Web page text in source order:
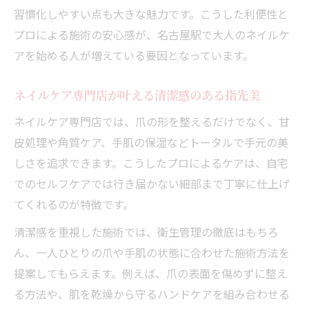
大人の身だしなみネイルケアで指先美を実
現する方法
ス事情
自爪育成を重視した大人のための指先美ケ
ア習慣
プロによるネイルケア専門店の手元美仕上
げ術
ネイルケア名古屋駅周辺で注目のサロン選
び方
大人の身だしなみを支えるネイルケア効果と実
感
大人の身だしなみネイルケアが与える意識
習慣化しやすい点も大きな魅力です。こうした利便性と
プロによる施術の安心感が、名古屋駅で大人のネイルケ
アを始める人が増えている要因となっています。
ネイルケア専門店が叶える清潔感のある指先美
ネイルケア専門店では、爪の形を整えるだけでなく、甘
皮処理や角質ケア、手肌の保湿などトータルで手元の美
しさを追求できます。こうしたプロによるケアは、自宅
でのセルフケアでは行き届かない細部まで丁寧に仕上げ
てくれるのが特徴です。
清潔感を重視した施術では、衛生管理の徹底はもちろ
ん、一人ひとりの爪や手肌の状態に合わせた施術方法を
提案してもらえます。例えば、爪の表面を傷めずに整え
る方法や、肌を乾燥から守るハンドケアを組み合わせる